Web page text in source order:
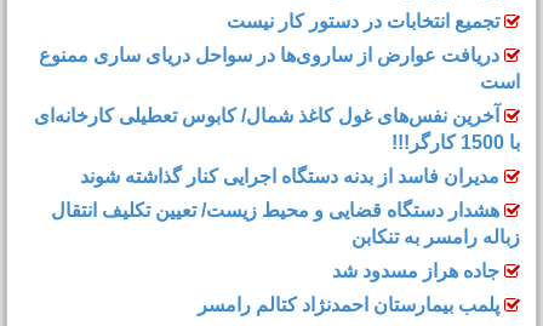
تجمیع انتخابات در دستور کار نیست
دریافت عوارض از ساروی‌ها در سواحل دریای ساری ممنوع
است
آخرین نفس‌های غول کاغذ شمال‌/ ‌کابوس تعطیلی کارخانه‌ای
مدیران فاسد از بدنه دستگاه اجرایی کنار گذاشته شوند
هشدار دستگاه قضایی و محیط زیست/ تعیین تکلیف انتقال
زباله رامسر به تنکابن
جاده هراز مسدود شد
پلمب بیمارستان احمدنژاد کتالم رامسر